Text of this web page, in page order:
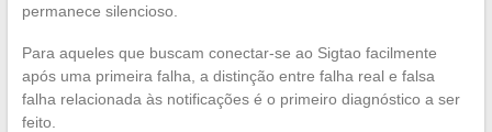
permanece silencioso.
Para aqueles que buscam conectar-se ao Sigtao facilmente
após uma primeira falha, a distinção entre falha real e falsa
falha relacionada às notificações é o primeiro diagnóstico a ser
feito.